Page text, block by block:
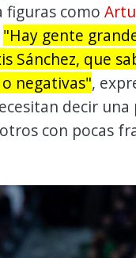
figuras como
"Hay gente
Sánchez, que
negativas",
decir
con pocas